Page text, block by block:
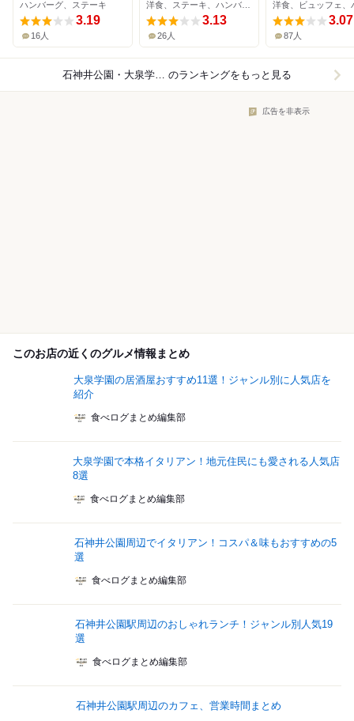
ハンバーグ、ステーキ
3.19
16人
3.13
26人
3.07
87人
石神井公園・大泉学園×ハンバーグ のランキングをもっと見る
広告を非表示
このお店の近くのグルメ情報まとめ
大泉学園の居酒屋おすすめ11選！ジャンル別に人気店を
紹介
食べログまとめ編集部
大泉学園で本格イタリアン！地元住民にも愛される人気店
8選
食べログまとめ編集部
石神井公園周辺でイタリアン！コスパ＆味もおすすめの5
選
食べログまとめ編集部
石神井公園駅周辺のおしゃれランチ！ジャンル別人気19
選
食べログまとめ編集部
石神井公園駅周辺のカフェ、営業時間まとめ